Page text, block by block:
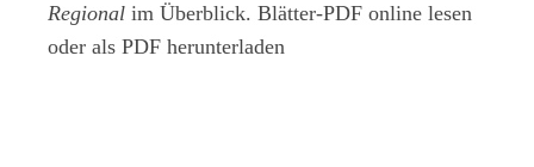
Regional im Überblick. Blätter-PDF online lesen
oder als PDF herunterladen